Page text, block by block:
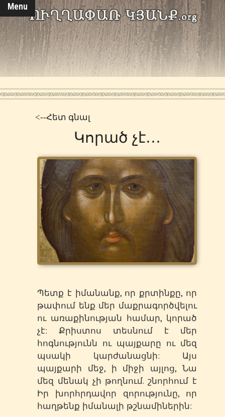
Menu
<--Հետ գնալ
Կորած չէ…
Պետք է իմանանք, որ քրտինքը, որ
թափում ենք մեր մաքրագործվելու
ու առաքինության համար, կորած
չէ: Քրիստոս տեսնում է մեր
հոգնությունն ու պայքարը ու մեզ
պսակի կարժանացնի: Այս
պայքարի մեջ, ի միջի այլոց, Նա
մեզ մենակ չի թողնում. շնորհում է
Իր խորհրդավոր զորությունը, որ
հաղթենք իմանալի թշնամիներին: